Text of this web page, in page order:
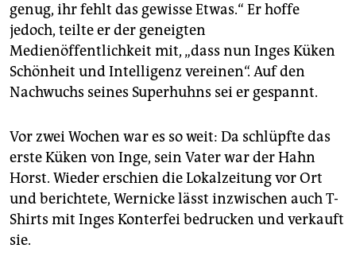
genug, ihr fehlt das gewisse Etwas.“ Er hoffe
jedoch, teilte er der geneigten
Medienöffentlichkeit mit, „dass nun Inges Küken
Schönheit und Intelligenz vereinen“. Auf den
Nachwuchs seines Superhuhns sei er gespannt.
Vor zwei Wochen war es so weit: Da schlüpfte das
erste Küken von Inge, sein Vater war der Hahn
Horst. Wieder erschien die Lokalzeitung vor Ort
und berichtete, Wernicke lässt inzwischen auch T-
Shirts mit Inges Kon­terfei bedrucken und verkauft
sie.